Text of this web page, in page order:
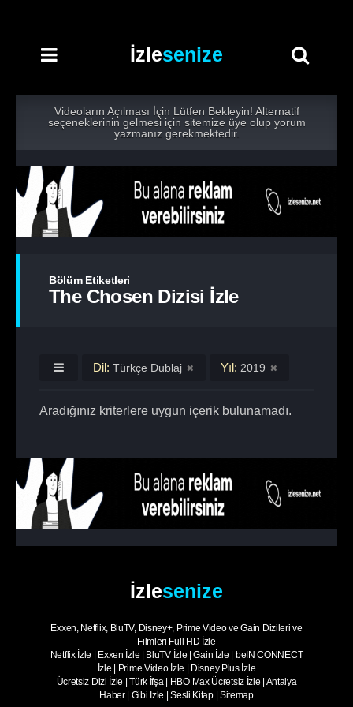
İzlesenize
Videoların Açılması İçin Lütfen Bekleyin! Alternatif
seçeneklerinin gelmesi için sitemize üye olup yorum
yazmanız gerekmektedir.
Bölüm Etiketleri
The Chosen Dizisi İzle
Dil: Türkçe Dublaj Yıl: 2019
Aradığınız kriterlere uygun içerik bulunamadı.
İzlesenize
Exxen, Netflix, BluTV, Disney+, Prime Video ve Gain Dizileri ve
Filmleri Full HD İzle
Netflix İzle
Exxen İzle BluTV İzle |Gain İzle
beIN CONNECT
İzle
Prime Video İzle
Disney Plus İzle
Ücretsiz Dizi İzle |Türk İfşa| HBO Max Ücretsiz İzle Antalya
Haber| Gibi İzle |Sesli Kitap| Sitemap